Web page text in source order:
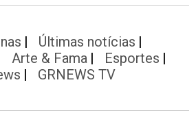
Últimas notícias
Arte & Fama
Esportes
GRNEWS TV